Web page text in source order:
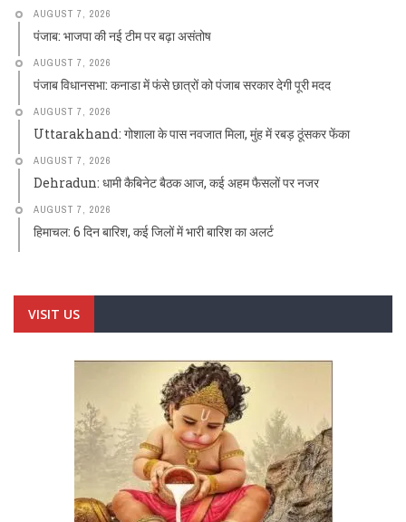
AUGUST 7, 2026
पंजाब: भाजपा की नई टीम पर बढ़ा असंतोष
AUGUST 7, 2026
पंजाब विधानसभा: कनाडा में फंसे छात्रों को पंजाब सरकार देगी पूरी मदद
AUGUST 7, 2026
Uttarakhand: गोशाला के पास नवजात मिला, मुंह में रबड़ ठूंसकर फेंका
AUGUST 7, 2026
Dehradun: धामी कैबिनेट बैठक आज, कई अहम फैसलों पर नजर
AUGUST 7, 2026
हिमाचल: 6 दिन बारिश, कई जिलों में भारी बारिश का अलर्ट
VISIT US